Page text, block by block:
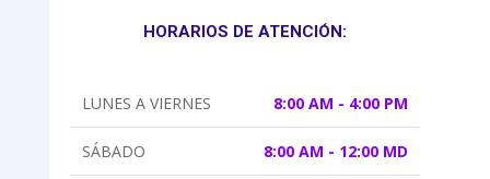
HORARIOS DE ATENCIÓN:
LUNES A VIERNES 8:00 AM - 4:00 PM
SÁBADO 8:00 AM - 12:00 MD